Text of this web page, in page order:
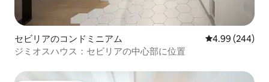
セビリアのコンドミニアム レビュー244
4.99 (244)
ジミオスハウス：セビリアの中心部に位置